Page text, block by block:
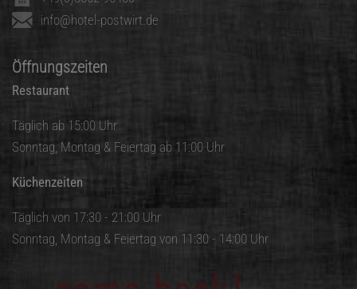
info@hotel-postwirt.de
Öffnungszeiten
Restaurant
Täglich ab 15:00 Uhr
Sonntag, Montag & Feiertag ab 11:00 Uhr
Küchenzeiten
Täglich von 17:30 - 21:00 Uhr
Sonntag, Montag & Feiertag von 11:30 - 14:00 Uhr